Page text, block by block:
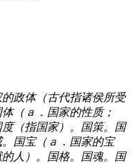
的政体（古代指诸侯所受
（ａ．国家的性质；
（指国家）。国策。国
国宝（ａ．国家的宝
人）。国格。国魂。国